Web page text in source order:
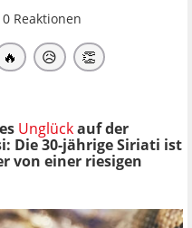
0 Reaktionen
🔥 😥 👏
Unglückauf der
Die 30-jährige Siriati ist
von einer riesigen